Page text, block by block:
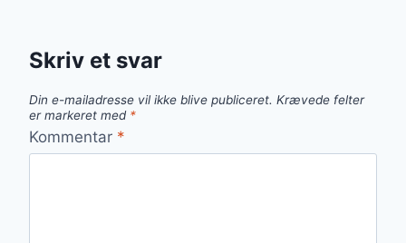
Skriv et svar
Din e-mailadresse vil ikke blive publiceret. Krævede felter
er markeret med *
Kommentar *